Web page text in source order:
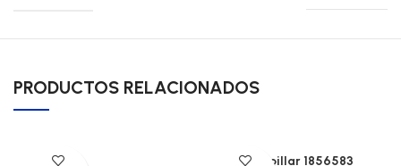
PRODUCTOS RELACIONADOS
Caterpillar 1856583